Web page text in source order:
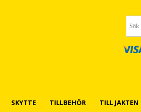
SKYTTE TILLBEHÖR TILL JAKTEN